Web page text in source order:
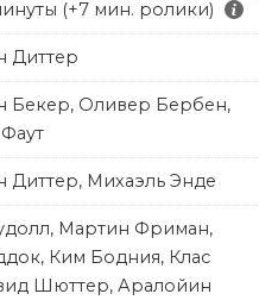
(+7 мин. ролики)
Диттер
Бекер, Оливер Бербен,
Диттер, Михаэль Энде
Мартин Фриман,
Ким Бодния, Клас
Шюттер, Аралойин